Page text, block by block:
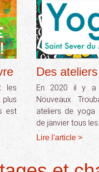
les
plus
est
Des
En 2020 il y a
Nouveaux
ateliers de yoga
de janvier tous
Lire l'article >